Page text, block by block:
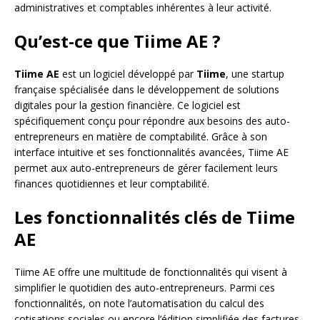
administratives et comptables inhérentes à leur activité.
Qu’est-ce que Tiime AE ?
Tiime AE est un logiciel développé par Tiime, une startup
française spécialisée dans le développement de solutions
digitales pour la gestion financière. Ce logiciel est
spécifiquement conçu pour répondre aux besoins des auto-
entrepreneurs en matière de comptabilité. Grâce à son
interface intuitive et ses fonctionnalités avancées, Tiime AE
permet aux auto-entrepreneurs de gérer facilement leurs
finances quotidiennes et leur comptabilité.
Les fonctionnalités clés de Tiime
AE
Tiime AE offre une multitude de fonctionnalités qui visent à
simplifier le quotidien des auto-entrepreneurs. Parmi ces
fonctionnalités, on note l’automatisation du calcul des